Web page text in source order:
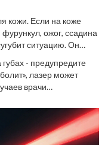
кожи. Если на коже
фурункул, ожог, ссадина
ситуацию. Он
«просто» немного
пока заживет.
- предупредите
лазер может
врачи
80%.